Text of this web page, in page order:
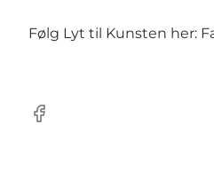
Følg Lyt til Kunsten her:
Facebook